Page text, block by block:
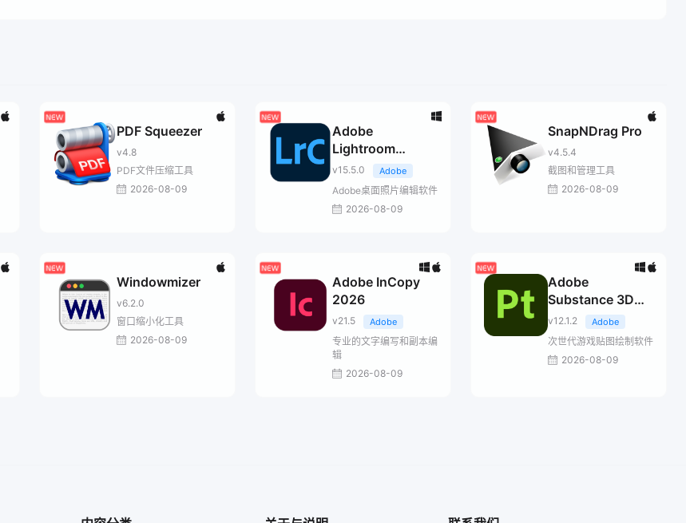
PDF Squeezer
v4.8
PDF文件压缩工具
2026-08-09
Adobe
Lightroom
Classic 2026
v15.5.0 Adobe
Adobe桌面照片编辑软件
2026-08-09
SnapNDrag Pro
v4.5.4
截图和管理工具
2026-08-09
Windowmizer
v6.2.0
窗口缩小化工具
2026-08-09
Adobe InCopy
2026
v21.5 Adobe
专业的文字编写和副本编
辑
2026-08-09
Adobe
Substance 3D
Painter
v12.1.2 Adobe
次世代游戏贴图绘制软件
2026-08-09